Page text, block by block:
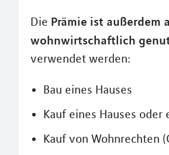
Die Prämie ist außerdem
wohnwirtschaftlich
verwendet werden:
Bau eines Hauses
Kauf eines Hauses oder
Kauf von Wohnrechten